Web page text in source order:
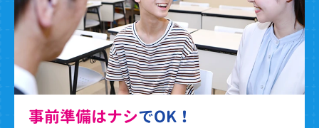
事前準備はナシでOK！